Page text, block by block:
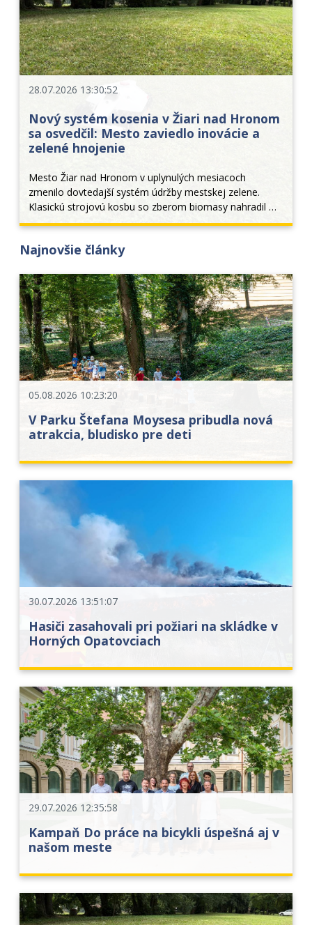
28.07.2026 13:30:52
Nový systém kosenia v Žiari nad Hronom
sa osvedčil: Mesto zaviedlo inovácie a
zelené hnojenie
Mesto Žiar nad Hronom v uplynulých mesiacoch
zmenilo dovtedajší systém údržby mestskej zelene.
Klasickú strojovú kosbu so zberom biomasy nahradil
moderný režim permanentného kosenia a mulčovania.
p
Najnovšie články
05.08.2026 10:23:20
V Parku Štefana Moysesa pribudla nová
atrakcia, bludisko pre deti
30.07.2026 13:51:07
Hasiči zasahovali pri požiari na skládke v
Horných Opatovciach
29.07.2026 12:35:58
Kampaň Do práce na bicykli úspešná aj v
našom meste